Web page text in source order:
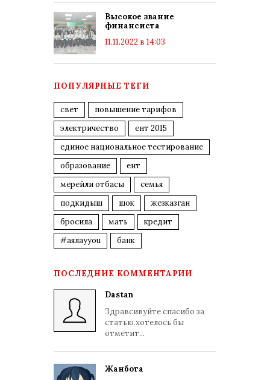
Высокое звание
финансиста
11.11.2022 в 14:03
ПОПУЛЯРНЫЕ ТЕГИ
свет
повышение тарифов
электричество
ент 2015
единое национальное тестирование
образование
ент
мерейли отбасы
семья
подкидыш
шок
жезказган
бросила
мать
кредит
#аялауyou
банк
ПОСЛЕДНИЕ КОММЕНТАРИИ
Dastan
Здравсивуйте спасибо за
статью.хотелось бы
отметит...
Жанбота